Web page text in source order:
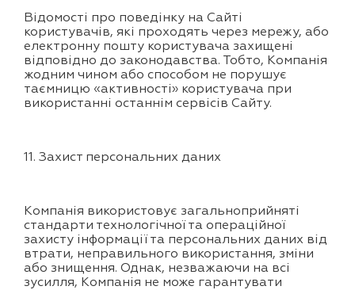
Відомості про поведінку на Сайті
користувачів, які проходять через мережу, або
електронну пошту користувача захищені
відповідно до законодавства. Тобто, Компанія
жодним чином або способом не порушує
таємницю «активності» користувача при
використанні останнім сервісів Сайту.
11. Захист персональних даних
Компанія використовує загальноприйняті
стандарти технологічної та операційної
захисту інформації та персональних даних від
втрати, неправильного використання, зміни
або знищення. Однак, незважаючи на всі
зусилля, Компанія не може гарантувати